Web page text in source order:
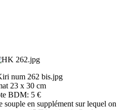
23 x 30 cm
BDM: 5 €
souple en supplément sur lequel on